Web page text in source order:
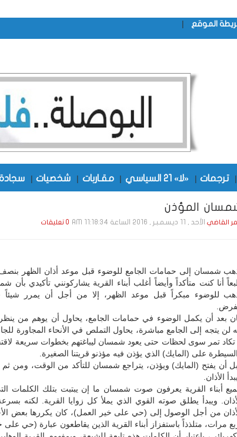
الموقع |
| ترجمات | «لا» 21 السياسي | مقـاربات | شخصيات |
المؤذن
القاضيالأحد , 11 ديـسـمـبـر , 2016 الساعة 11:18:34 AM 0 تعليقات
شمسان إلى حمامات الجامع للوضوء قبل موعد أذان الظهر
أنا كنت متأكداً وأيضاً أغلب أبناء القرية يشاركونني تأكيدي بأن
للوضوء مبكراً قبل موعد الظهر، إلا من أجل أن يمرر شيئاً
بعد أن يكمل الوضوء في حمامات الجامع، يحاول أن يوهم من
لن يتجه إلى الجامع مباشرة، يحاول التملص في الأنحاء المجاورة
تكاد تمر سوى لحظات حتى يعود شمسان ليباغتهم بخطوات سريعة
على (المايك) الذي يؤذن فيه مؤذنو قريتنا الصغيرة.
أن يفتح (المايك) ويؤذن، يتراجع شمسان للتأكد من الوقت، ومن
الأذان.
أبناء القرية يعرفون صوت شمسان ما إن يبتبت بتلك الكلمات
ويبدأ يطلق صوته القوي الذي يملأ كل زوايا القرية. لكنه
من أجل الوصول إلى (حي على خير العمل)، كان يكررها بعض
مرات، متلذذاً باستفزاز أبناء القرية الذين يقاطعون عبارة (حي على